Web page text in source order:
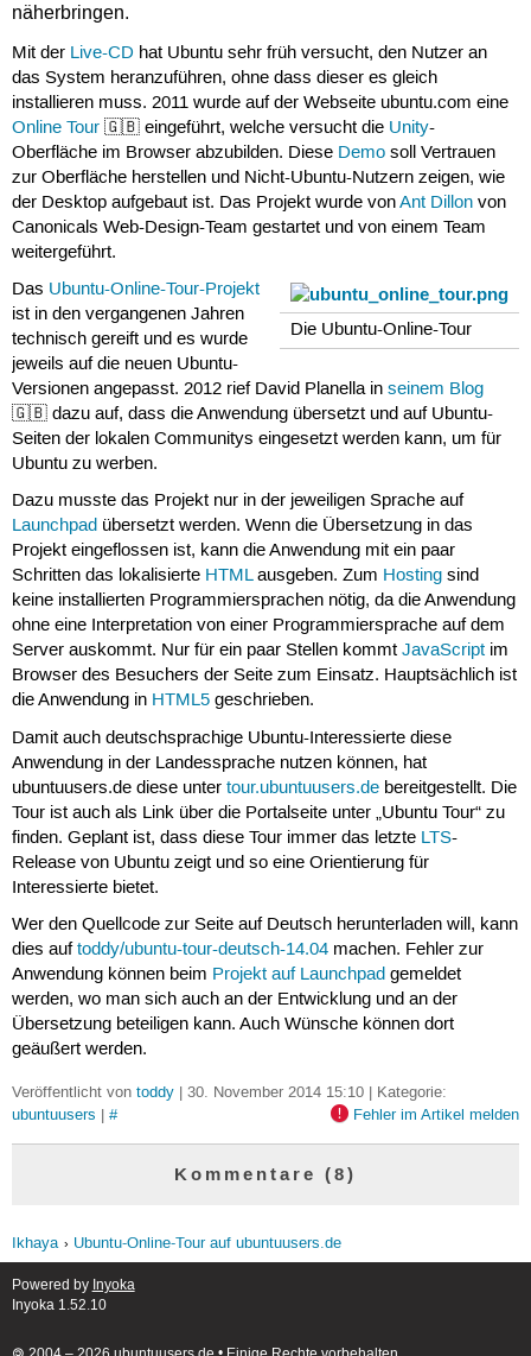
näherbringen.
Mit der Live-CD hat Ubuntu sehr früh versucht, den Nutzer an
das System heranzuführen, ohne dass dieser es gleich
installieren muss. 2011 wurde auf der Webseite ubuntu.com eine
Online Tour🇬🇧 eingeführt, welche versucht die Unity-
Oberfläche im Browser abzubilden. Diese Demosoll Vertrauen
zur Oberfläche herstellen und Nicht-Ubuntu-Nutzern zeigen, wie
der Desktop aufgebaut ist. Das Projekt wurde vonAnt Dillonvon
Canonicals Web-Design-Team gestartet und von einem Team
weitergeführt.
Die Ubuntu-Online-Tour
Das Ubuntu-Online-Tour-Projekt
ist in den vergangenen Jahren
technisch gereift und es wurde
jeweils auf die neuen Ubuntu-
Versionen angepasst. 2012 rief David Planella in seinem Blog
🇬🇧 dazu auf, dass die Anwendung übersetzt und auf Ubuntu-
Seiten der lokalen Communitys eingesetzt werden kann, um für
Ubuntu zu werben.
Dazu musste das Projekt nur in der jeweiligen Sprache auf
Launchpadübersetzt werden. Wenn die Übersetzung in das
Projekt eingeflossen ist, kann die Anwendung mit ein paar
Schritten das lokalisierte HTMLausgeben. Zum Hostingsind
keine installierten Programmiersprachen nötig, da die Anwendung
ohne eine Interpretation von einer Programmiersprache auf dem
Server auskommt. Nur für ein paar Stellen kommt JavaScriptim
Browser des Besuchers der Seite zum Einsatz. Hauptsächlich ist
die Anwendung in HTML5geschrieben.
Damit auch deutschsprachige Ubuntu-Interessierte diese
Anwendung in der Landessprache nutzen können, hat
ubuntuusers.de diese unter tour.ubuntuusers.debereitgestellt. Die
Tour ist auch als Link über die Portalseite unter „Ubuntu Tour“ zu
finden. Geplant ist, dass diese Tour immer das letzte LTS-
Release von Ubuntu zeigt und so eine Orientierung für
Interessierte bietet.
Wer den Quellcode zur Seite auf Deutsch herunterladen will, kann
dies auftoddy/ubuntu-tour-deutsch-14.04machen. Fehler zur
Anwendung können beim Projekt auf Launchpadgemeldet
werden, wo man sich auch an der Entwicklung und an der
Übersetzung beteiligen kann. Auch Wünsche können dort
geäußert werden.
Veröffentlicht von toddy| 30. November 2014 15:10 | Kategorie:
ubuntuusers | # Fehler im Artikel melden
Kommentare (8)
Ikhaya Ubuntu-Online-Tour auf ubuntuusers.de
Powered by Inyoka
Inyoka 1.52.10